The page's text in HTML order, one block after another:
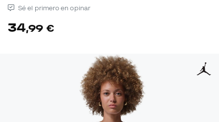
Sé el primero en opinar
34,99 €